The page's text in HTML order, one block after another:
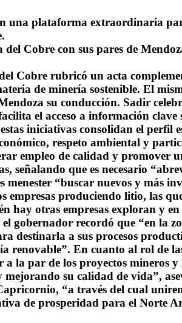
una plataforma extraordinaria
Cobre con sus pares de
Cobre rubricó un acta
de minería sostenible. El
su conducción. Sadir
el acceso a información
iniciativas consolidan el perfil
respeto ambiental y
empleo de calidad y promover
señalando que es necesario
menester “buscar nuevos y más
empresas produciendo litio, las
otras empresas exploran y
gobernador recordó que “en
destinarla a sus procesos
renovable”. En cuanto al rol de
la par de los proyectos mineros
su calidad de vida”,
“a través del cual
de prosperidad para el Norte